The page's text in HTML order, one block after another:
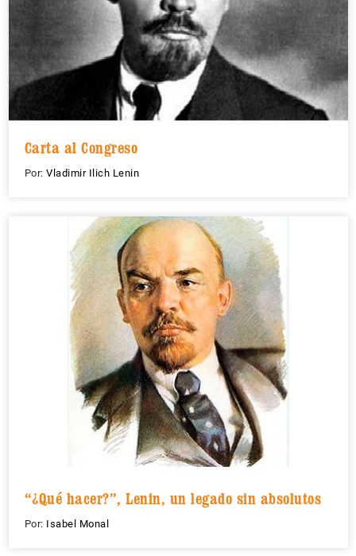
Carta al Congreso
Por: Vladimir Ilich Lenin
“¿Qué hacer?”, Lenin, un legado sin absolutos
Por: Isabel Monal